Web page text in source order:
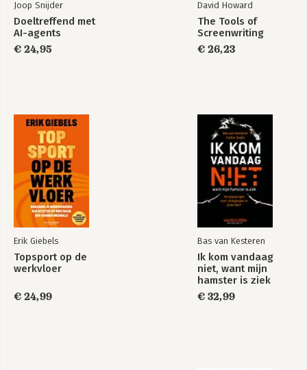
The SPIN Selling
Fieldbook
Bekijk alle boeken
Joop Snijder
Doeltreffend met
AI-agents
€ 24,95
David Howard
The Tools of
Screenwriting
€ 26,23
Erik Giebels
Topsport op de
werkvloer
€ 24,99
Bas van Kesteren
Ik kom vandaag
niet, want mijn
hamster is ziek
€ 32,99